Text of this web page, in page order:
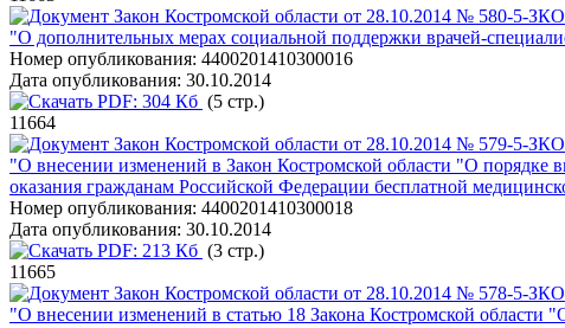
Закон Костромской области от 28.10.2014 № 580-5-ЗКО
"О дополнительных мерах социальной поддержки врачей-
Номер опубликования: 4400201410300016
Дата опубликования: 30.10.2014
PDF: 304 Кб (5 стр.)
11664
Закон Костромской области от 28.10.2014 № 579-5-ЗКО
"О внесении изменений в Закон Костромской области "О порядке
оказания гражданам Российской Федерации бесплатной
Номер опубликования: 4400201410300018
Дата опубликования: 30.10.2014
PDF: 213 Кб (3 стр.)
11665
Закон Костромской области от 28.10.2014 № 578-5-ЗКО
"О внесении изменений в статью 18 Закона Костромской области